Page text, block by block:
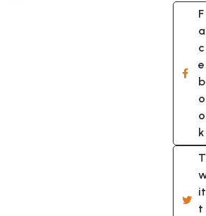
F
a
c
e
b
o
o
k
T
it
t